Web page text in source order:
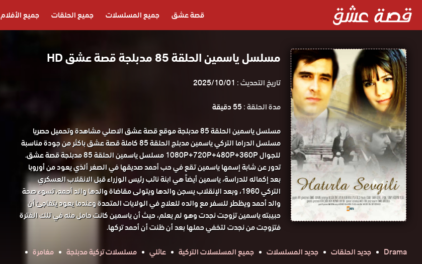
قصة عشق جميع المسلسلات جميع الحلقات جميع الأفلام
مسلسل ياسمين الحلقة 85 مدبلجة قصة عشق HD
تاريخ التحديث : 2025/10/01
مدة الحلقة :55 دقيقة
مسلسل ياسمين الحلقة 85 مدبلجة موقع قصة عشق الاصلي مشاهدة وتحميل حصريا
مسلسل الدراما التركي ياسمين مدبلج الحلقة 85 كاملة قصة عشق باكثر من جودة مناسبة
للجوال 1080P+720P+480P+360P مسلسل ياسمين الحلقة 85 مدبلجة قصة عشق.
تدور عن شابة إسمها ياسمين تقع في حب أحمد صديقها في الصغر ألذي يعود من أوروبا
بعد إكماله للدراسة، ياسمين أيضاً هي ابنة نائب رئيس الوزراء قبل الانقلاب العسكري
التركي 1960، وبعد الإنقلاب يسجن والدها ويتولى مقاضاة والدها والد أحمد، تسوء صحة
والد أحمد ويظطر للسفر مع والده للعلاج في الولايات المتحدة وعندما يعود يتفاجئ أن
حبيبته ياسمين تزوجت نجدت وهو لم يعلم، حيث أن ياسمين كانت حامل منه في تلك الفترة
فتزوجت من نجدت لتخفي حملها بعد أن ظنت أن أحمد تركها.
Drama
جديد الحلقات جديد المسلسلات جميع المسلسلات التركية عائلي مسلسلات تركية مدبلجة
مغامرة